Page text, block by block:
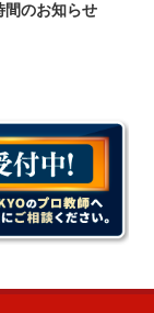
間のお知らせ